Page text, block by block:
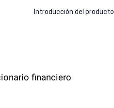
Introducción del producto
financiero